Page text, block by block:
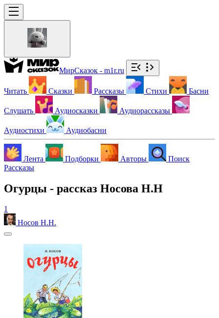
МирСказок - m1r.ru
Читать Сказки Рассказы Стихи Басни
Слушать Аудиосказки Аудиорассказы
Аудиостихи Аудиобасни
Лента Подборки Авторы
Поиск
Рассказы
Огурцы - рассказ Носова Н.Н
1
Носов Н.Н.